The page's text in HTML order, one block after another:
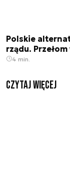
Polskie
rządu.
4 min.
czytaj więcej